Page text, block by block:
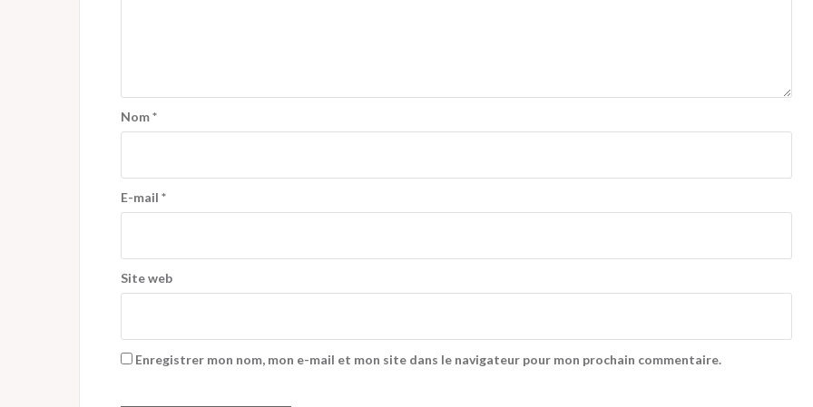
Nom*
E-mail *
Site web
Enregistrer mon nom, mon e-mail et mon site dans le navigateur pour mon prochain commentaire.